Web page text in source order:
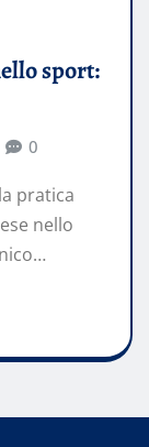
sport:
0
pratica
nello